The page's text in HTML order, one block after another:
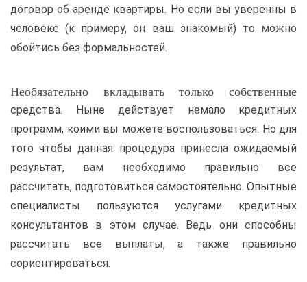
договор об аренде квартиры. Но если вы уверенны в
человеке (к примеру, он ваш знакомый) то можно
обойтись без формальностей.
Необязательно вкладывать только собственные
средства. Ныне действует немало кредитных
программ, коими вы можете воспользоваться. Но для
того чтобы данная процедура принесла ожидаемый
результат, вам необходимо правильно все
рассчитать, подготовиться самостоятельно. Опытные
специалисты пользуются услугами кредитных
консультантов в этом случае. Ведь они способны
рассчитать все выплаты, а также правильно
сориентироваться.